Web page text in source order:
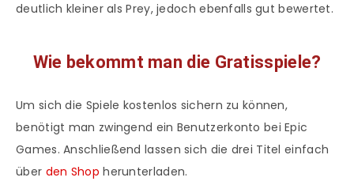
deutlich kleiner als Prey, jedoch ebenfalls gut bewertet.
Wie bekommt man die Gratisspiele?
Um sich die Spiele kostenlos sichern zu können,
benötigt man zwingend ein Benutzerkonto bei Epic
Games. Anschließend lassen sich die drei Titel einfach
über den Shop herunterladen.